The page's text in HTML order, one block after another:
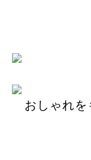
おしゃれを